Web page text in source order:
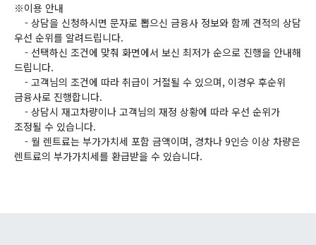
※이용 안내
- 상담을 신청하시면 문자로 뽑으신 금융사 정보와 함께 견적의 상담
우선 순위를 알려드립니다.
- 선택하신 조건에 맞춰 화면에서 보신 최저가 순으로 진행을 안내해
드립니다.
- 고객님의 조건에 따라 취급이 거절될 수 있으며, 이경우 후순위
금융사로 진행합니다.
- 상담시 재고차량이나 고객님의 재정 상황에 따라 우선 순위가
조정될 수 있습니다.
- 월 렌트료는 부가가치세 포함 금액이며, 경차나 9인승 이상 차량은
렌트료의 부가가치세를 환급받을 수 있습니다.